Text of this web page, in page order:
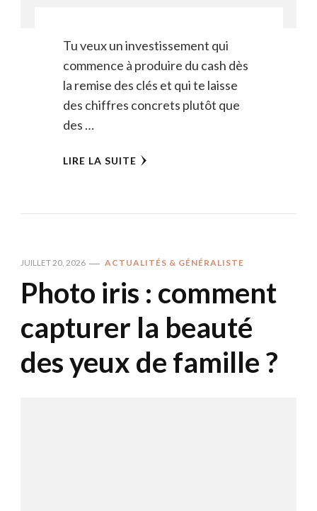
Tu veux un investissement qui
commence à produire du cash dès
la remise des clés et qui te laisse
des chiffres concrets plutôt que
des …
LIRE LA SUITE
JUILLET 20, 2026 ACTUALITÉS & GÉNÉRALISTE
Photo iris : comment
capturer la beauté
des yeux de famille ?